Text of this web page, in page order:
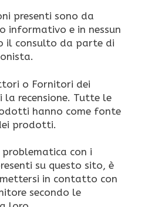
presenti sono da
informativo e in nessun
il consulto da parte di
o Fornitori dei
recensione. Tutte le
hanno come fonte
prodotti.
con i
su questo sito, è
in contatto con
secondo le